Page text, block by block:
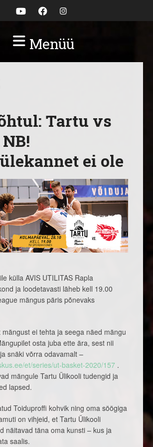
Menüü
Tartu vs
ei ole
külla AVIS UTILITAS Rapla
ja loodetavasti läheb kell 19.00
mängus päris põnevaks
ei tehta ja seega näed mängu
osta juba ette ära, sest nii
snäki võrra odavamalt –
et/series/ut-basket-2020/157 .
mängule Tartu Ülikooli tudengid ja
lapsed.
Toiduproffi kohvik ning oma söögiga
on vihjeid, et Tartu Ülikooli
näitavad täna oma kunsti – kus ja
saalis.